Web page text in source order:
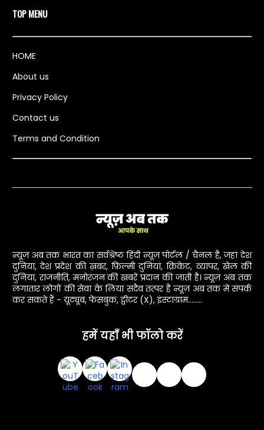
TOP MENU
HOME
About us
Privacy Policy
Contact us
Terms and Condition
न्यूज़ अब तक भारत का सर्वश्रेष्ठ हिंदी न्यूज़ पोर्टल / चैनल है, जहां देश
दुनिया, देश प्रदेश की ख़बर, फ़िल्मी दुनियां, क्रिकेट, व्यापर, खेल की
दुनिया, राजनीति, मनोरंजन की खबरें प्रदान की जाती है। न्यूज़ अब तक
लगातार लोगों की सेवा के लिया सदैव तत्पर है न्यूज़ अब तक में संपर्क
कर सकते हैं - यूट्यूब, फेसबुक, ट्वीटर (X), इंस्टाग्राम........
हमें यहाँ भी फॉलो करें